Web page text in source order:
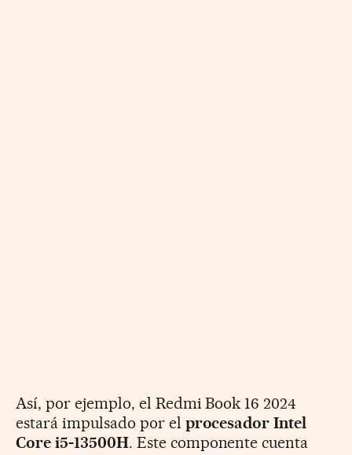
Así, por ejemplo, el Redmi Book 16 2024
estará impulsado por el procesador Intel
Core i5-13500H. Este componente cuenta